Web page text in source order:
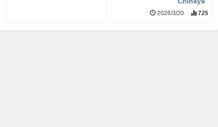
2026/3/20 725